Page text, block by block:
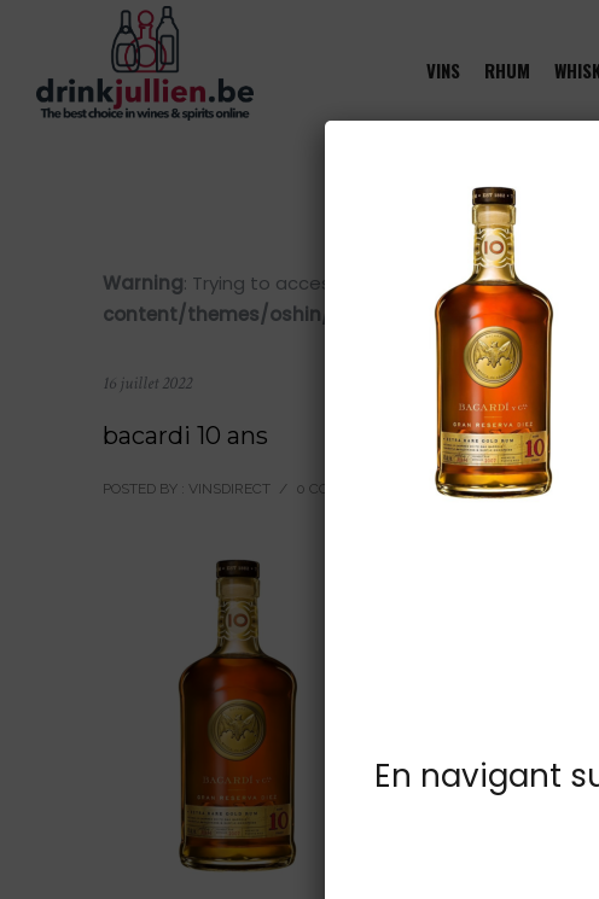
VINS RHUM
Warning: Trying to access array offset on value of type
content/themes/oshin/content.php on line28
16 juillet 2022
bacardi 10 ans
POSTED BY : VINSDIRECT / 0 COMMENTS UNDER :
En navigant